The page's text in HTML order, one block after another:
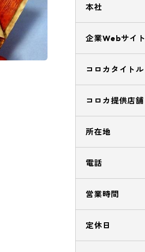
本社
企業Webサイト
コロカタイトル
コロカ提供店舗
所在地
電話
営業時間
定休日